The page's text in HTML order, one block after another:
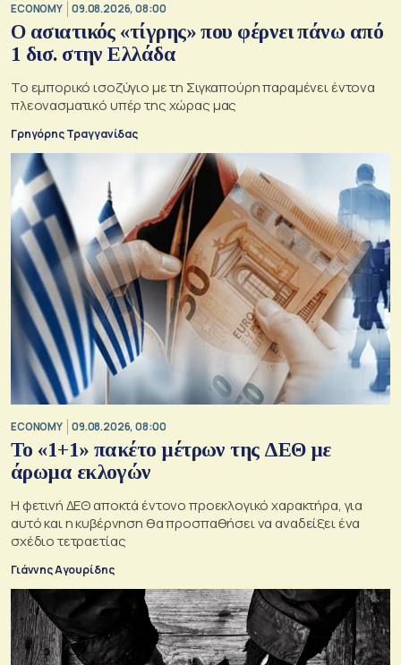
ECONOMY 09.08.2026, 08:00
Ο ασιατικός «τίγρης» που φέρνει πάνω από
1 δισ. στην Ελλάδα
Το εμπορικό ισοζύγιο με τη Σιγκαπούρη παραμένει έντονα
πλεονασματικό υπέρ της χώρας μας
Γρηγόρης Τραγγανίδας
ECONOMY 09.08.2026, 08:00
Το «1+1» πακέτο μέτρων της ΔΕΘ με
άρωμα εκλογών
Η φετινή ΔΕΘ αποκτά έντονο προεκλογικό χαρακτήρα, για
αυτό και η κυβέρνηση θα προσπαθήσει να αναδείξει ένα
σχέδιο τετραετίας
Γιάννης Αγουρίδης